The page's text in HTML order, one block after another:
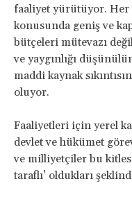
faaliyet yürütüyor.
konusunda geniş ve
bütçeleri mütevazı
ve yaygınlığı
maddi kaynak
oluyor.
Faaliyetleri için yerel
devlet ve hükümet
ve milliyetçiler bu
taraflı’ oldukları